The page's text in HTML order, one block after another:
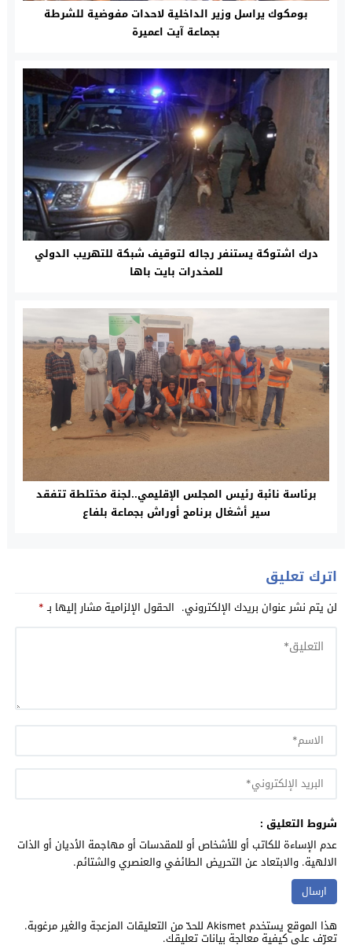
بومكوك يراسل وزير الداخلية لاحدات مفوضية للشرطة
بجماعة آيت اعميرة
درك اشتوكة يستنفر رجاله لتوقيف شبكة للتهريب الدولي
للمخدرات بايت باها
برئاسة نائبة رئيس المجلس الإقليمي..لجنة مختلطة تتفقد
سير أشغال برنامج أوراش بجماعة بلفاع
اترك تعليق
لن يتم نشر عنوان بريدك الإلكتروني. الحقول الإلزامية مشار إليها بـ*
شروط التعليق :
عدم الإساءة للكاتب أو للأشخاص أو للمقدسات أو مهاجمة الأديان أو الذات
الالهية. والابتعاد عن التحريض الطائفي والعنصري والشتائم.
هذا الموقع يستخدم Akismet للحدّ من التعليقات المزعجة والغير مرغوبة.
تعرّف على كيفية معالجة بيانات تعليقك.